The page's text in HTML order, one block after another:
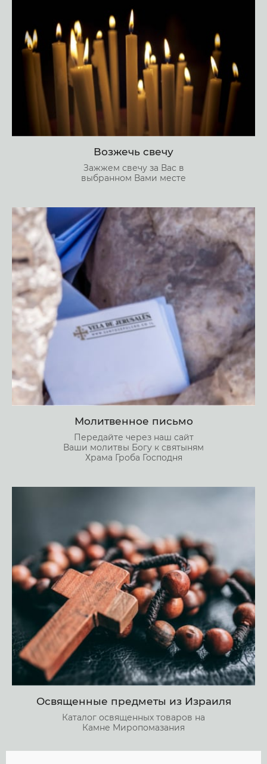
Возжечь свечу
Зажжем свечу за Вас в
выбранном Вами месте
Молитвенное письмо
Передайте через наш сайт
Ваши молитвы Богу к святыням
Храма Гроба Господня
Освященные предметы из Израиля
Каталог освященных товаров на
Камне Миропомазания